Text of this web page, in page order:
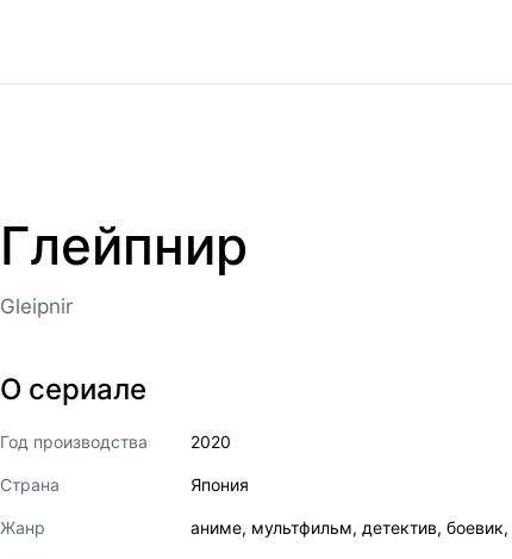
Глейпнир
Gleipnir
О сериале
Год производства 2020
Страна Япония
Жанр аниме, мультфильм, детектив, боевик,